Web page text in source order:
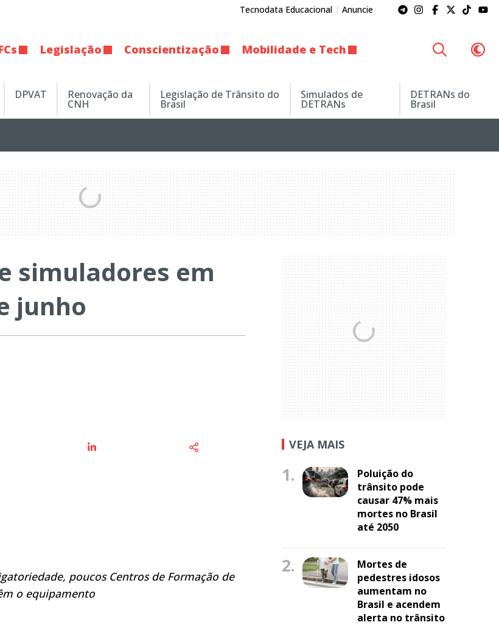
Tecnodata Educacional Anuncie
Legislação Conscientização Mobilidade e Tech
DPVAT Renovação da
CNH
Legislação de Trânsito do
Brasil
Simulados de
DETRANs
DETRANs do
Brasil
simuladores em
junho
poucos Centros de Formação de
o equipamento
VEJA MAIS
1.
Poluição do
trânsito pode
causar 47% mais
mortes no Brasil
até 2050
2.
Mortes de
pedestres idosos
aumentam no
Brasil e acendem
alerta no trânsito